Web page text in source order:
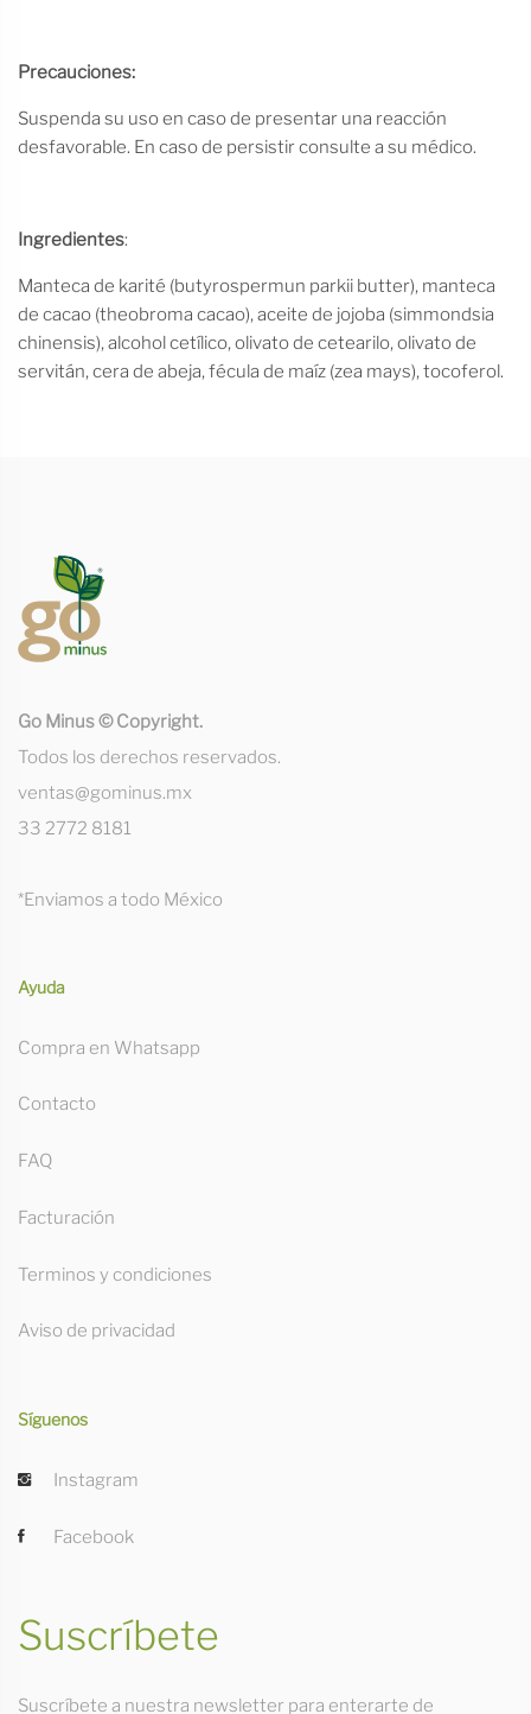
Precauciones:
Suspenda su uso en caso de presentar una reacción
desfavorable. En caso de persistir consulte a su médico.
Ingredientes:
Manteca de karité (butyrospermun parkii butter), manteca
de cacao (theobroma cacao), aceite de jojoba (simmondsia
chinensis), alcohol cetílico, olivato de cetearilo, olivato de
servitán, cera de abeja, fécula de maíz (zea mays), tocoferol.
Go Minus © Copyright.
Todos los derechos reservados.
ventas@gominus.mx
33 2772 8181
*Enviamos a todo México
Ayuda
Compra en Whatsapp
Contacto
FAQ
Facturación
Terminos y condiciones
Aviso de privacidad
Síguenos
Instagram
Facebook
Suscríbete
Suscríbete a nuestra newsletter para enterarte de